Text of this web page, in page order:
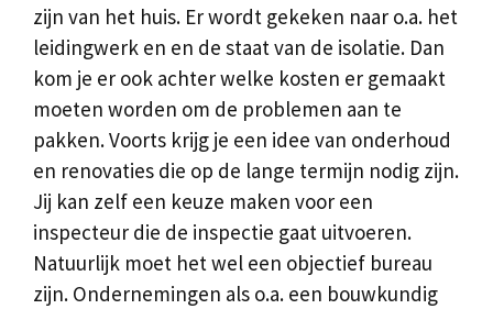
zijn van het huis. Er wordt gekeken naar o.a. het
leidingwerk en en de staat van de isolatie. Dan
kom je er ook achter welke kosten er gemaakt
moeten worden om de problemen aan te
pakken. Voorts krijg je een idee van onderhoud
en renovaties die op de lange termijn nodig zijn.
Jij kan zelf een keuze maken voor een
inspecteur die de inspectie gaat uitvoeren.
Natuurlijk moet het wel een objectief bureau
zijn. Ondernemingen als o.a. een bouwkundig